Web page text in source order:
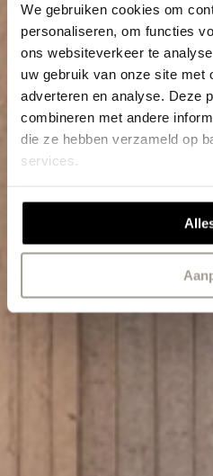
We gebruiken cookies om
personaliseren, om functies
ons websiteverkeer te
uw gebruik van onze site met
adverteren en analyse. Deze
combineren met andere
die ze hebben verzameld op
services.
Strakke
Bekijk